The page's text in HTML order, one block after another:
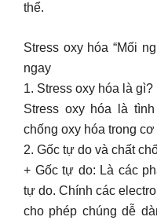
thể.
Stress oxy hóa “Mối
ngay
1. Stress oxy hóa là gì?
Stress oxy hóa là
chống oxy hóa trong
2. Gốc tự do và chất
+ Gốc tự do: Là các
tự do. Chính các
cho phép chúng dễ